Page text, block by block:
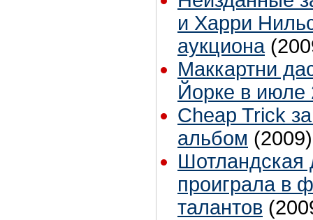
и Харри
аукциона
Маккартни
Йорке в июле
Cheap Trick
альбом (2009)
Шотландская
проиграла в
талантов